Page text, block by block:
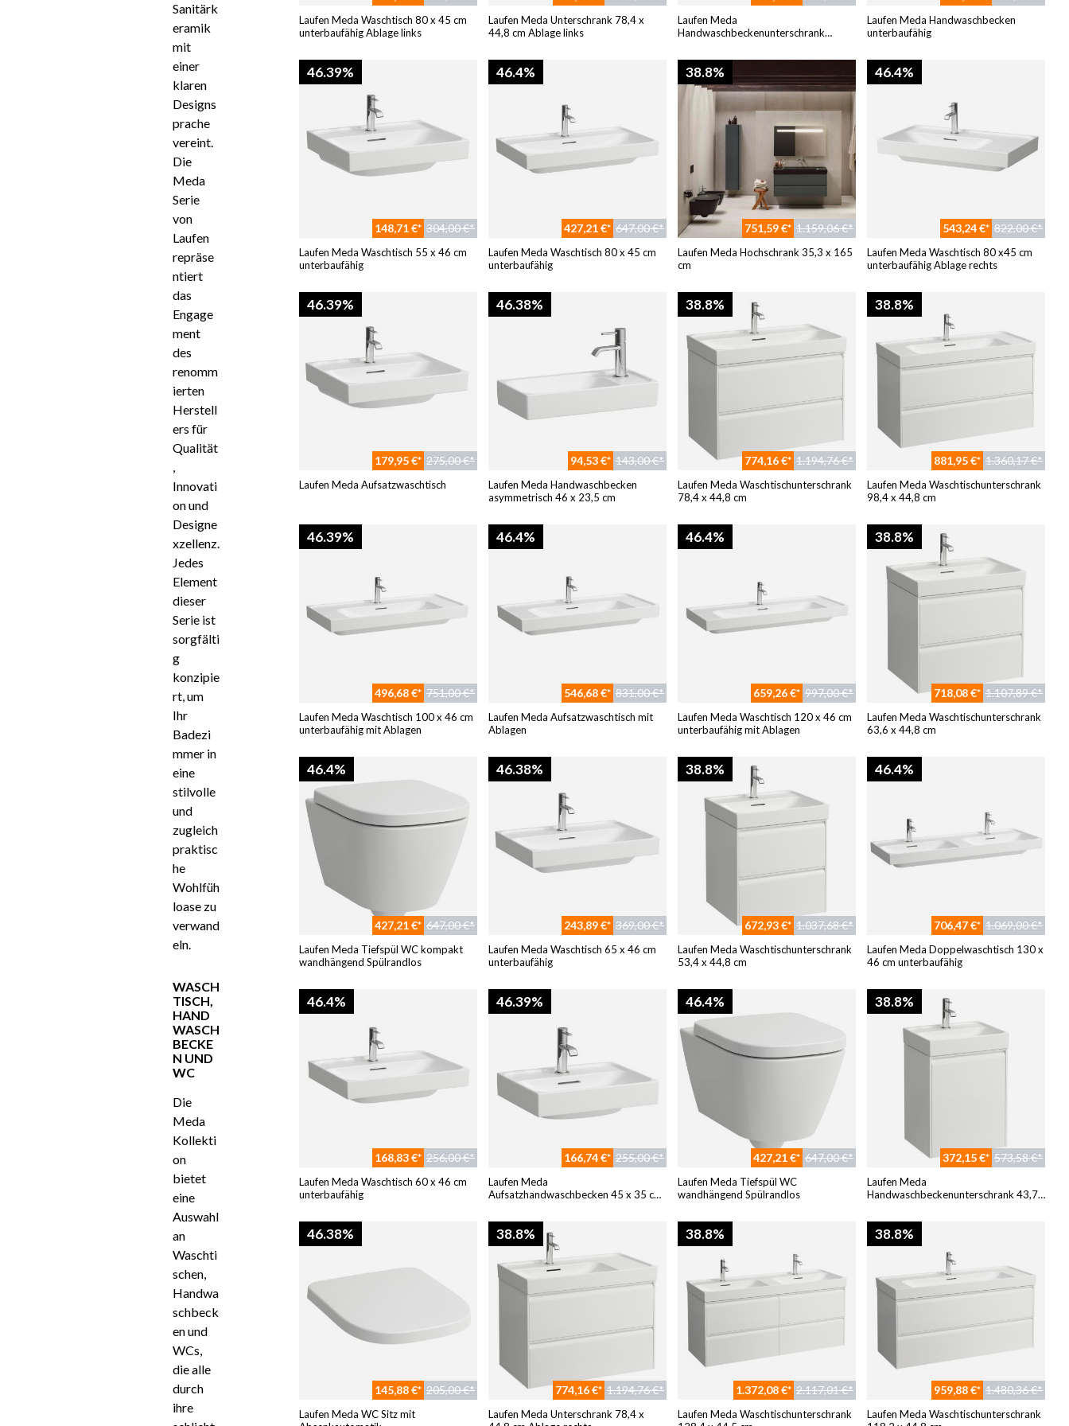
Sanitärk
eramik
mit
einer
klaren
Designs
prache
vereint.
Die
Meda
Serie
von
Laufen
repräse
ntiert
das
Engage
ment
des
renomm
ierten
Herstell
ers für
Qualität
,
Innovati
on und
Designe
xzellenz.
Jedes
Element
dieser
Serie ist
sorgfälti
g
konzipie
rt, um
Ihr
Badezi
mmer in
eine
stilvolle
und
zugleich
praktisc
he
Wohlfüh
loase zu
verwand
eln.
WASCH
TISCH,
HAND
WASCH
BECKE
N UND
WC
Die
Meda
Kollekti
on
bietet
eine
Auswahl
an
Waschti
schen,
Handwa
schbeck
en und
WCs,
die alle
durch
ihre
Laufen Meda Waschtisch 80 x 45 cm
unterbaufähig Ablage links
Laufen Meda Unterschrank 78,4 x
44,8 cm Ablage links
Laufen Meda
Handwaschbeckenunterschrank
Laufen Meda Handwaschbecken
unterbaufähig
46.39%
148,71 €* 304,00 €*
Laufen Meda Waschtisch 55 x 46 cm
unterbaufähig
46.4%
427,21 €* 647,00 €*
Laufen Meda Waschtisch 80 x 45 cm
unterbaufähig
38.8%
751,59 €* 1.159,06 €*
Laufen Meda Hochschrank 35,3 x 165
cm
46.4%
543,24 €* 822,00 €*
Laufen Meda Waschtisch 80 x45 cm
unterbaufähig Ablage rechts
46.39%
179,95 €* 275,00 €*
Laufen Meda Aufsatzwaschtisch
46.38%
94,53 €* 143,00 €*
Laufen Meda Handwaschbecken
asymmetrisch 46 x 23,5 cm
38.8%
774,16 €* 1.194,76 €*
Laufen Meda Waschtischunterschrank
78,4 x 44,8 cm
38.8%
881,95 €* 1.360,17 €*
Laufen Meda Waschtischunterschrank
98,4 x 44,8 cm
46.39%
496,68 €* 751,00 €*
Laufen Meda Waschtisch 100 x 46 cm
unterbaufähig mit Ablagen
46.4%
546,68 €* 831,00 €*
Laufen Meda Aufsatzwaschtisch mit
Ablagen
46.4%
659,26 €* 997,00 €*
Laufen Meda Waschtisch 120 x 46 cm
unterbaufähig mit Ablagen
38.8%
718,08 €* 1.107,89 €*
Laufen Meda Waschtischunterschrank
63,6 x 44,8 cm
46.4%
427,21 €* 647,00 €*
Laufen Meda Tiefspül WC kompakt
wandhängend Spülrandlos
46.38%
243,89 €* 369,00 €*
Laufen Meda Waschtisch 65 x 46 cm
unterbaufähig
38.8%
672,93 €* 1.037,68 €*
Laufen Meda Waschtischunterschrank
53,4 x 44,8 cm
46.4%
706,47 €* 1.069,00 €*
Laufen Meda Doppelwaschtisch 130 x
46 cm unterbaufähig
46.4%
168,83 €* 256,00 €*
Laufen Meda Waschtisch 60 x 46 cm
unterbaufähig
46.39%
166,74 €* 255,00 €*
Laufen Meda
Aufsatzhandwaschbecken 45 x 35 cm
46.4%
427,21 €* 647,00 €*
Laufen Meda Tiefspül WC
wandhängend Spülrandlos
38.8%
372,15 €* 573,58 €*
Laufen Meda
Handwaschbeckenunterschrank 43,7
46.38%
145,88 €* 205,00 €*
Laufen Meda WC Sitz mit
38.8%
774,16 €* 1.194,76 €*
Laufen Meda Unterschrank 78,4 x
38.8%
1.372,08 €* 2.117,01 €*
Laufen Meda Waschtischunterschrank
38.8%
959,88 €* 1.480,36 €*
Laufen Meda Waschtischunterschrank